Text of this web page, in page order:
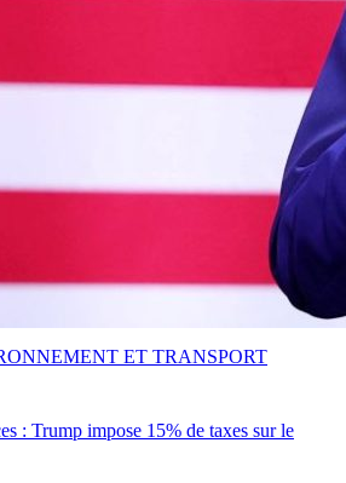
: Trump impose 15% de taxes sur le
ET TRANSPORT